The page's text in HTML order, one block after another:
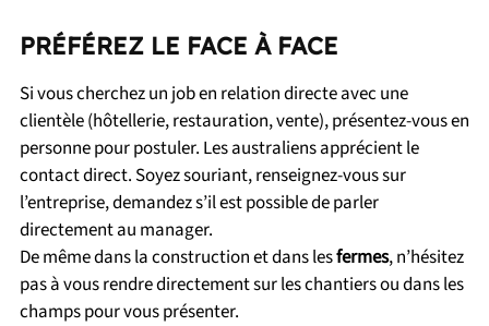
PRÉFÉREZ LE FACE À FACE
Si vous cherchez un job en relation directe avec une
clientèle (hôtellerie, restauration, vente), présentez-vous en
personne pour postuler. Les australiens apprécient le
contact direct. Soyez souriant, renseignez-vous sur
l’entreprise, demandez s’il est possible de parler
directement au manager.
De même dans la construction et dans lesfermes, n’hésitez
pas à vous rendre directement sur les chantiers ou dans les
champs pour vous présenter.